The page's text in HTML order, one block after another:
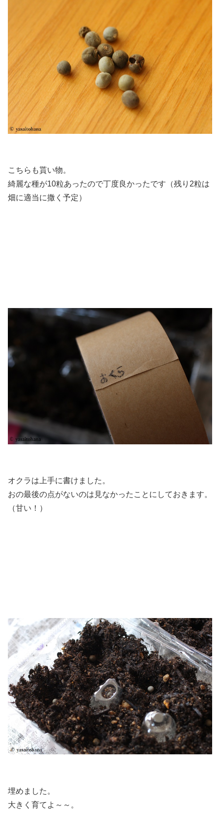
こちらも貰い物。
綺麗な種が10粒あったので丁度良かったです（残り2粒は
畑に適当に撒く予定）
オクラは上手に書けました。
おの最後の点がないのは見なかったことにしておきます。
（甘い！）
埋めました。
大きく育てよ～～。